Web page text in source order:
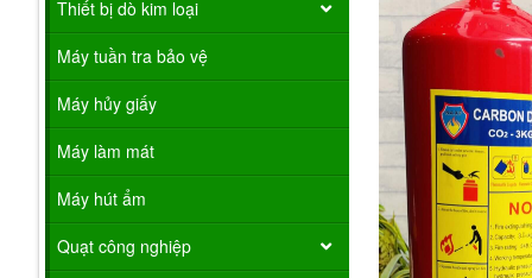
Thiết bị dò kim loại
Máy tuần tra bảo vệ
Máy hủy giấy
Máy làm mát
Máy hút ẩm
Quạt công nghiệp